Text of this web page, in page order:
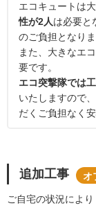
エコキュートは
性が2人は必要と
のご負担となりま
また、大きなエ
要です。
エコ突撃隊では
いたしますので
だくご負担なく
追加工事 オ
ご自宅の状況によ